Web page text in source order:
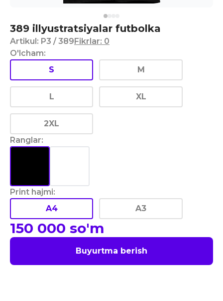
389 illyustratsiyalar futbolka
Artikul: P3 / 389Fikrlar: 0
O'lcham:
S
M
L XL
2XL
Ranglar:
Print hajmi:
A4
A3
150 000 so'm
Buyurtma berish